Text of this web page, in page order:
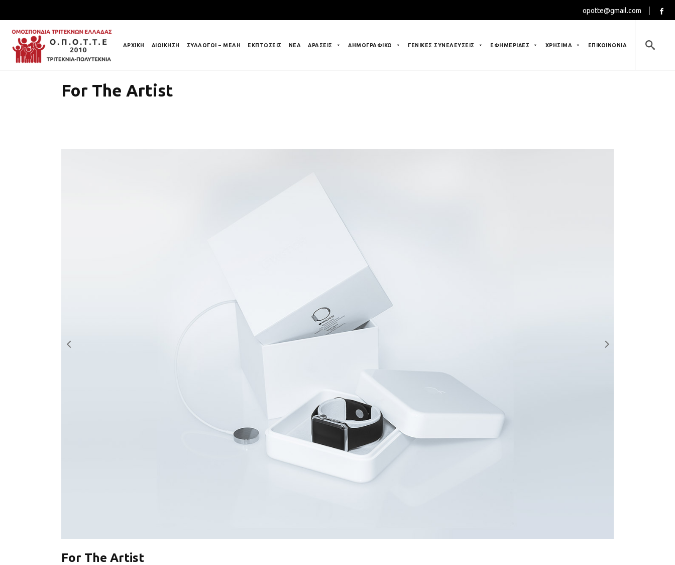
opotte@gmail.com
ΑΡΧΙΚΗ ΔΙΟΙΚΗΣΗ ΣΥΛΛΟΓΟΙ – ΜΕΛΗ ΕΚΠΤΩΣΕΙΣ ΝΕΑ ΔΡΑΣΕΙΣ ΔΗΜΟΓΡΑΦΙΚΟ ΓΕΝΙΚΕΣ ΣΥΝΕΛΕΥΣΕΙΣ ΕΦΗΜΕΡΙΔΕΣ ΧΡΗΣΙΜΑ ΕΠΙΚΟΙΝΩΝΙΑ
For The Artist
For The Artist